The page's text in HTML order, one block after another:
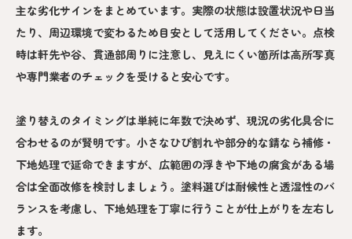
主な劣化サインをまとめています。実際の状態は設置状況や日当
たり、周辺環境で変わるため目安として活用してください。点検
時は軒先や谷、貫通部周りに注意し、見えにくい箇所は高所写真
や専門業者のチェックを受けると安心です。
塗り替えのタイミングは単純に年数で決めず、現況の劣化具合に
合わせるのが賢明です。小さなひび割れや部分的な錆なら補修・
下地処理で延命できますが、広範囲の浮きや下地の腐食がある場
合は全面改修を検討しましょう。塗料選びは耐候性と透湿性のバ
ランスを考慮し、下地処理を丁寧に行うことが仕上がりを左右し
ます。